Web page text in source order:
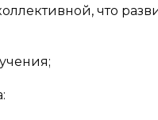
что